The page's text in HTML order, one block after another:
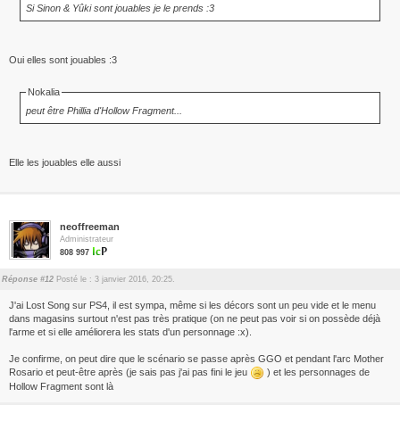
Si Sinon & Yûki sont jouables je le prends :3
Oui elles sont jouables :3
Nokalia
peut être Phillia d'Hollow Fragment...
Elle les jouables elle aussi
neoffreeman
Administrateur
808 997
Réponse #12 Posté le : 3 janvier 2016, 20:25.
J'ai Lost Song sur PS4, il est sympa, même si les décors sont un peu vide et le menu
dans magasins surtout n'est pas très pratique (on ne peut pas voir si on possède déjà
l'arme et si elle améliorera les stats d'un personnage :x).
Je confirme, on peut dire que le scénario se passe après GGO et pendant l'arc Mother
Rosario et peut-être après (je sais pas j'ai pas fini le jeu
) et les personnages de
Hollow Fragment sont là